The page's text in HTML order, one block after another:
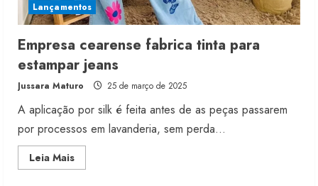
Lançamentos
Empresa cearense fabrica tinta para
estampar jeans
Jussara Maturo 25 de março de 2025
A aplicação por silk é feita antes de as peças passarem
por processos em lavanderia, sem perda...
Leia MaisRead
more
2
Moda vende US$63,7 bilhões em
produtos licenciados
Renata Caixeta assume Movimento
Sou de Algodão